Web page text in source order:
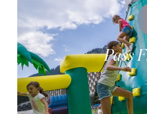
Pass